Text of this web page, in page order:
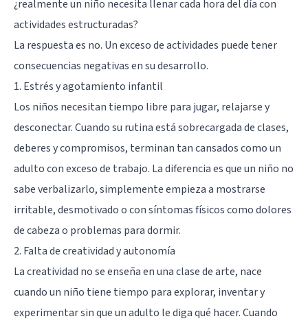
¿realmente un niño necesita llenar cada hora del día con
actividades estructuradas?
La respuesta es no. Un exceso de actividades puede tener
consecuencias negativas en su desarrollo.
1. Estrés y agotamiento infantil
Los niños necesitan tiempo libre para jugar, relajarse y
desconectar. Cuando su rutina está sobrecargada de clases,
deberes y compromisos, terminan tan cansados como un
adulto con exceso de trabajo. La diferencia es que un niño no
sabe verbalizarlo, simplemente empieza a mostrarse
irritable, desmotivado o con síntomas físicos como dolores
de cabeza o problemas para dormir.
2. Falta de creatividad y autonomía
La creatividad no se enseña en una clase de arte, nace
cuando un niño tiene tiempo para explorar, inventar y
experimentar sin que un adulto le diga qué hacer. Cuando